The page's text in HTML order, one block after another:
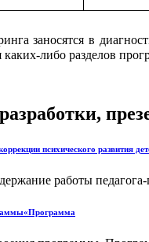
заносятся в
либо разделов
психического развития
работы